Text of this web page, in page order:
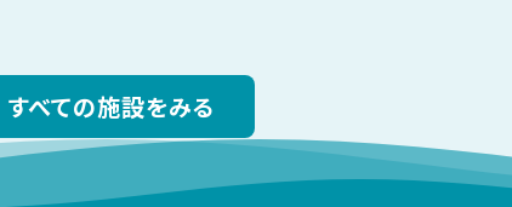
すべての施設をみる